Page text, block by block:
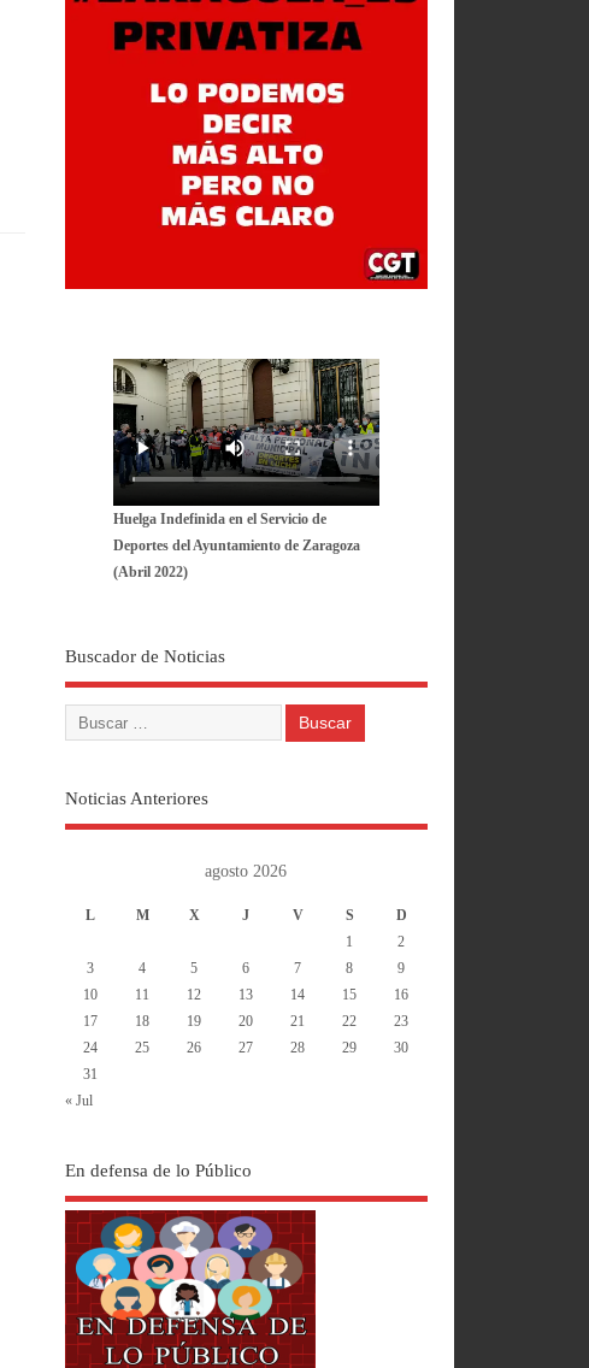
Huelga Indefinida en el Servicio de
Deportes del Ayuntamiento de Zaragoza
(Abril 2022)
Buscador de Noticias
Noticias Anteriores
agosto 2026
L M X J V S
D
1
2
3
4 5 6 7 8
9
10
11 12 13 14 15
16
17
18 19 20 21 22
23
24
25 26 27 28 29
30
31
« Jul
En defensa de lo Público